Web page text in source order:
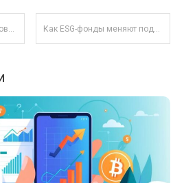
по записям Как ESG-фонды меняют подходы к инвестициям и влияют на корпоративную ответственность